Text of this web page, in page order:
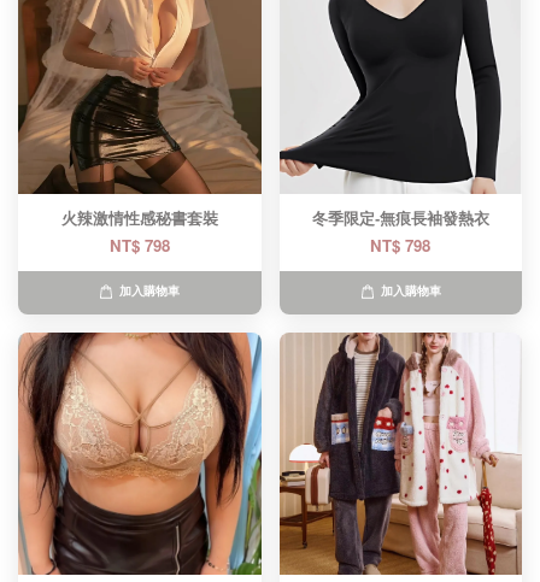
火辣激情性感秘書套裝
NT$ 798
加入購物車
冬季限定-無痕長袖發熱衣
NT$ 798
加入購物車